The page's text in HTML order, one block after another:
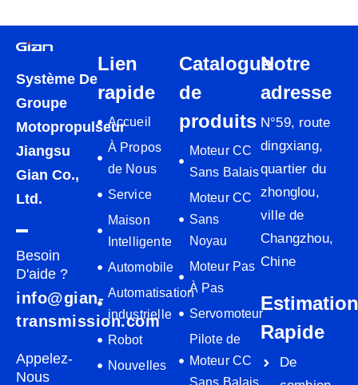
Système De
Groupe
Motopropulseur
Jiangsu
Gian Co.,
Ltd.
Besoin
D'aide ?
info@gian-
transmission.com
Appelez-
Nous
Lien
rapide
Accueil
À Propos
de Nous
Service
Maison
Intelligente
Automobile
Automatisation
industrielle
Robot
Nouvelles
Catalogue
de
produits
Moteur CC
Sans Balais
Moteur CC
Sans
Noyau
Moteur Pas
À Pas
Servomoteur
Pilote de
Moteur CC
Notre
adresse
N°59, route
dingxiang,
quartier du
zhonglou,
ville de
Changzhou,
Chine
Estimation
Rapide
De